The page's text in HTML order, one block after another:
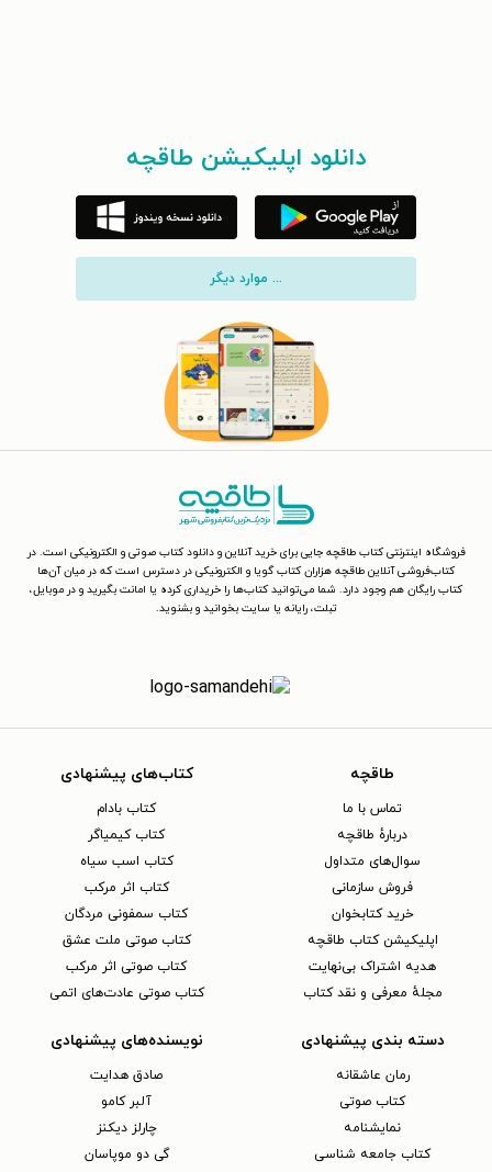
دانلود اپلیکیشن طاقچه
... موارد دیگر
فروشگاه اینترنتی کتاب طاقچه جایی برای خرید آنلاین و دانلود کتاب صوتی و الکترونیکی است. در
کتاب‌فروشی آنلاین طاقچه هزاران کتاب گویا و الکترونیکی در دسترس است که در میان آن‌ها
کتاب رایگان هم وجود دارد. شما می‌توانید کتاب‌ها را خریداری کرده یا امانت بگیرید و در موبایل،
تبلت، رایانه یا سایت بخوانید و بشنوید.
طاقچه
تماس با ما
دربارهٔ طاقچه
سوال‌های متداول
فروش سازمانی
خرید کتابخوان
اپلیکیشن کتاب طاقچه
هدیه اشتراک بی‌نهایت
مجلهٔ معرفی و نقد کتاب
کتاب‌های پیشنهادی
کتاب بادام
کتاب کیمیاگر
کتاب اسب سیاه
کتاب اثر مرکب
کتاب سمفونی مردگان
کتاب صوتی ملت عشق
کتاب صوتی اثر مرکب
کتاب صوتی عادت‌های اتمی
دسته بندی پیشنهادی
رمان عاشقانه
کتاب‌ صوتی
نمایشنامه
کتاب جامعه شناسی
نویسنده‌های پیشنهادی
صادق هدایت
آلبر کامو
چارلز دیکنز
گی دو موپاسان